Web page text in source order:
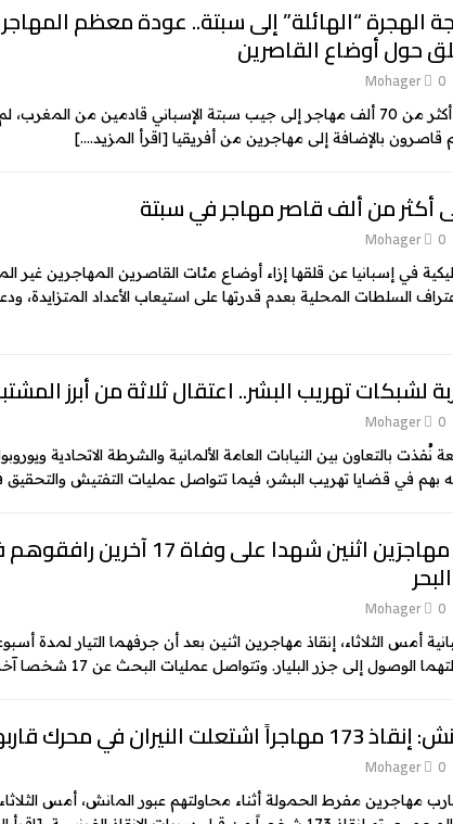
الهجرة “الهائلة” إلى سبتة.. عودة معظم
حول أوضاع القاصرين
Mohager 0
قاصرون بالإضافة إلى مهاجرين من أفريقيا [اقرأ المزيد….]
من ألف قاصر مهاجر في سبتة
Mohager 0
في إسبانيا عن قلقها إزاء أوضاع مئات القاصرين المهاجرين
السلطات المحلية بعدم قدرتها على استيعاب الأعداد المتزايدة،
لشبكات تهريب البشر.. اعتقال ثلاثة من أبرز
Mohager 0
بالتعاون بين النيابات العامة الألمانية والشرطة الاتحادية
بهم في قضايا تهريب البشر، فيما تتواصل عمليات التفتيش
جزر البليار: إنقاذ مهاجرَين اثنين شهدا على وفاة 17
Mohager 0
أمس الثلاثاء، إنقاذ مهاجرين اثنين بعد أن جرفهما التيار لمدة
الوصول إلى جزر البليار. وتتواصل عمليات البحث عن 17 شخصا آخرين
النيران في محرك قاربهم
Mohager 0
مهاجرين مفرط الحمولة أثناء محاولتهم عبور المانش، أمس